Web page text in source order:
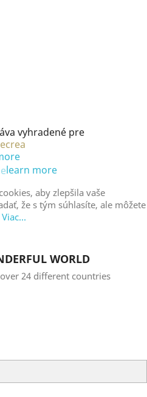
vyhradené pre
learn more
aby zlepšila vaše
že s tým súhlasíte, ale môžete
Viac...
WORLD
24 different countries